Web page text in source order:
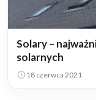
Solary –
solarnych
18 czerwca 2021